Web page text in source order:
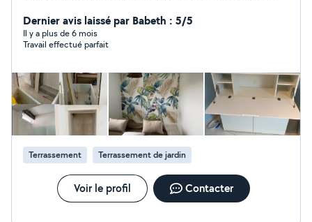
peinture, etc. n'hésitez pas à me contacter je me
mettrai à votre disposition dans les meilleurs délais si
nous nous mettons d'accord
Dernier avis laissé par Babeth : 5/5
Il y a plus de 6 mois
Travail effectué parfait
Terrassement Terrassement de jardin
Voir le profil Contacter